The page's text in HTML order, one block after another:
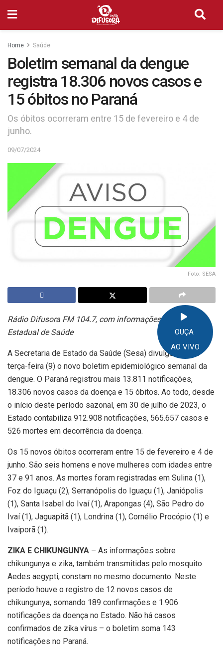
OUÇA
AO VIVO
Home Saúde
Boletim semanal da dengue
registra 18.306 novos casos e
15 óbitos no Paraná
Os óbitos ocorreram entre 15 de fevereiro e 4 de
junho.
09/07/2024
Foto: SESA
Rádio Difusora FM 104.7, com informações da Agência
Estadual de Saúde
A Secretaria de Estado da Saúde (Sesa) divulgou nesta
terça-feira (9) o novo boletim epidemiológico semanal da
dengue. O Paraná registrou mais 13.811 notificações,
18.306 novos casos da doença e 15 óbitos. Ao todo, desde
o início deste período sazonal, em 30 de julho de 2023, o
Estado contabiliza 912.908 notificações, 565.657 casos e
526 mortes em decorrência da doença.
Os 15 novos óbitos ocorreram entre 15 de fevereiro e 4 de
junho. São seis homens e nove mulheres com idades entre
37 e 91 anos. As mortes foram registradas em Sulina (1),
Foz do Iguaçu (2), Serranópolis do Iguaçu (1), Janiópolis
(1), Santa Isabel do Ivaí (1), Arapongas (4), São Pedro do
Ivaí (1), Jaguapitã (1), Londrina (1), Cornélio Procópio (1) e
Ivaiporã (1).
ZIKA E CHIKUNGUNYA – As informações sobre
chikungunya e zika, também transmitidas pelo mosquito
Aedes aegypti, constam no mesmo documento. Neste
período houve o registro de 12 novos casos de
chikungunya, somando 189 confirmações e 1.906
notificações da doença no Estado. Não há casos
confirmados de zika vírus – o boletim soma 143
notificações no Paraná.